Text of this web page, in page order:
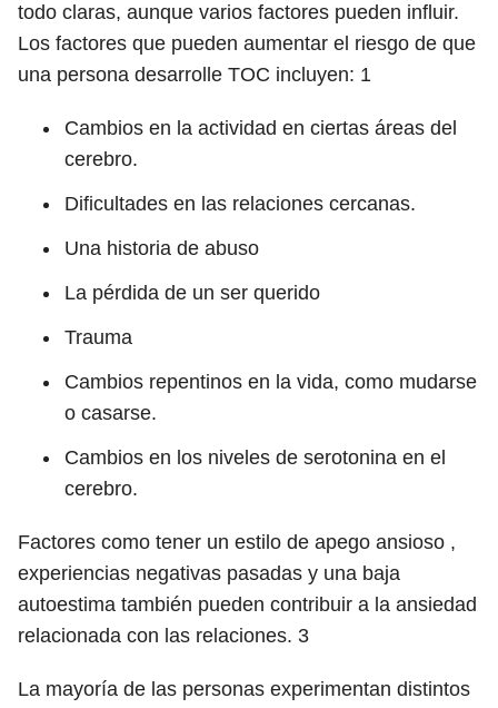
todo claras, aunque varios factores pueden influir.
Los factores que pueden aumentar el riesgo de que
una persona desarrolle TOC incluyen: 1
Cambios en la actividad en ciertas áreas del
cerebro.
Dificultades en las relaciones cercanas.
Una historia de abuso
La pérdida de un ser querido
Trauma
Cambios repentinos en la vida, como mudarse
o casarse.
Cambios en los niveles de serotonina en el
cerebro.
Factores como tener un estilo de apego ansioso ,
experiencias negativas pasadas y una baja
autoestima también pueden contribuir a la ansiedad
relacionada con las relaciones. 3
La mayoría de las personas experimentan distintos